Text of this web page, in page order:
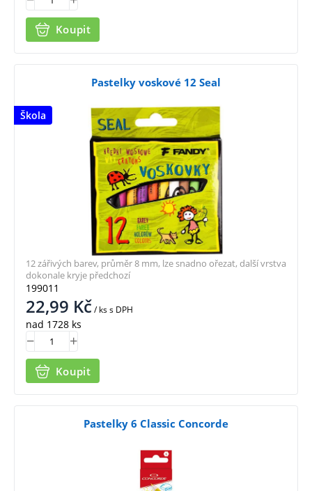
Koupit
Škola
Pastelky voskové 12 Seal
199011
22,99 Kč/ kss DPH
nad 1728 ks
Koupit
12 zářivých barev, průměr 8 mm, lze snadno ořezat, další vrstva
dokonale kryje předchozí
Pastelky 6 Classic Concorde